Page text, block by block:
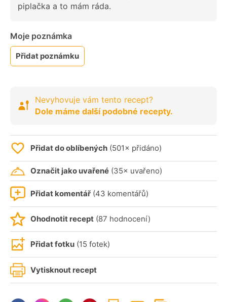
piplačka a to mám ráda.
Moje poznámka
Přidat poznámku
Nevyhovuje vám tento recept?
Dole máme další podobné recepty.
Přidat do oblíbených (501× přidáno)
Označit jako uvařené (35× uvařeno)
Přidat komentář (43 komentářů)
Ohodnotit recept (87 hodnocení)
Přidat fotku (15 fotek)
Vytisknout recept